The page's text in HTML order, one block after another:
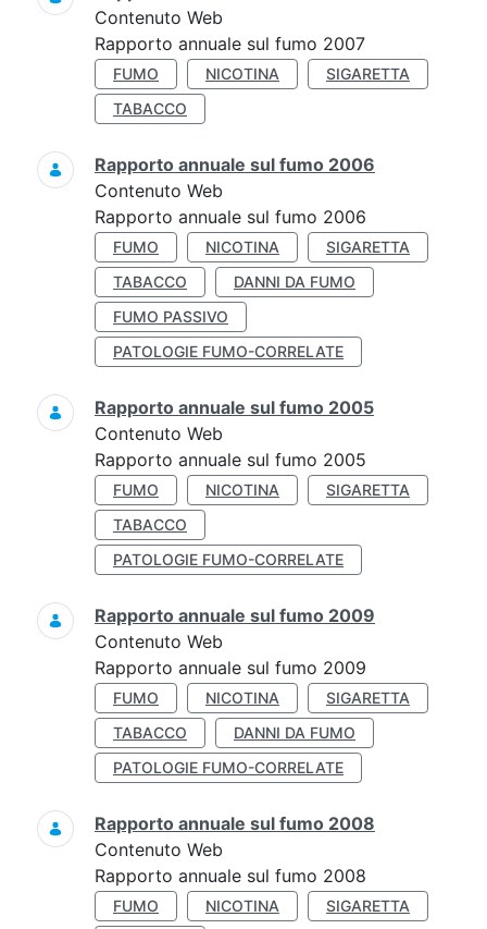
Contenuto Web
Rapporto annuale sul fumo 2007
FUMO NICOTINA
SIGARETTA
TABACCO
Rapporto annuale sul fumo 2006
Contenuto Web
Rapporto annuale sul fumo 2006
FUMO NICOTINA
SIGARETTA
TABACCO
DANNI DA FUMO
FUMO PASSIVO
PATOLOGIE FUMO-CORRELATE
Rapporto annuale sul fumo 2005
Contenuto Web
Rapporto annuale sul fumo 2005
FUMO NICOTINA
SIGARETTA
TABACCO
PATOLOGIE FUMO-CORRELATE
Rapporto annuale sul fumo 2009
Contenuto Web
Rapporto annuale sul fumo 2009
FUMO NICOTINA
SIGARETTA
TABACCO
DANNI DA FUMO
PATOLOGIE FUMO-CORRELATE
Rapporto annuale sul fumo 2008
Contenuto Web
Rapporto annuale sul fumo 2008
FUMO NICOTINA
SIGARETTA